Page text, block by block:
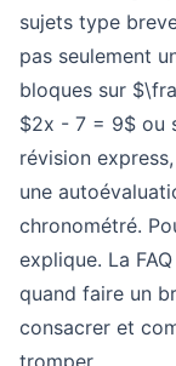
sujets type
pas seulement
bloques sur
$2x - 7 = 9$ ou
révision
une
chronométré.
explique. La
quand faire un
consacrer et
tromper.